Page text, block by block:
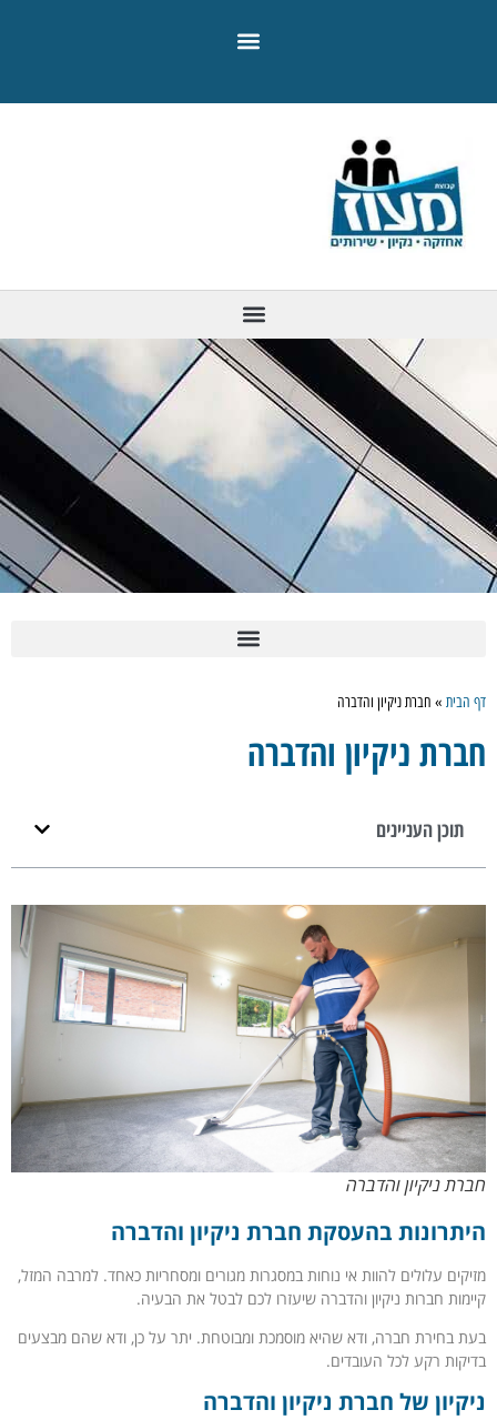
דף הבית » חברת ניקיון והדברה
חברת ניקיון והדברה
תוכן העניינים
חברת ניקיון והדברה
היתרונות בהעסקת חברת ניקיון והדברה
מזיקים עלולים להוות אי נוחות במסגרות מגורים ומסחריות כאחד. למרבה המזל,
קיימות חברות ניקיון והדברה שיעזרו לכם לבטל את הבעיה.
בעת בחירת חברה, ודא שהיא מוסמכת ומבוטחת. יתר על כן, ודא שהם מבצעים
בדיקות רקע לכל העובדים.
ניקיון של חברת ניקיון והדברה